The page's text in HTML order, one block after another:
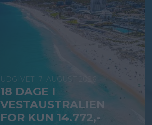
7. AUGUST 2026
18 DAGE I
VESTAUSTRALIEN
FOR KUN 14.772,-